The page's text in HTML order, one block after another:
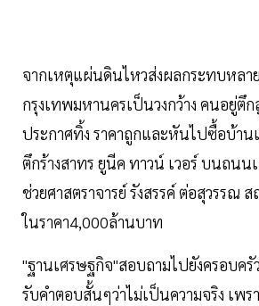
จากเหตุแผ่นดินไหวส่งผลกระทบหลา
กรุงเทพมหานครเป็นวงกว้าง คนอยู่ตึ
ประกาศทิ้ง ราคาถูกและหันไปซื้อบ้า
ตึกร้างสาทร ยูนีค ทาวน์ เวอร์ บนถนน
ช่วยศาสตราจารย์ รังสรรค์ ต่อสุวรรณ
ในราคา4,000ล้านบาท
"ฐานเศรษฐกิจ"สอบถามไปยังครอบครั
รับคำตอบสั้นๆว่าไม่เป็นความจริง เพร